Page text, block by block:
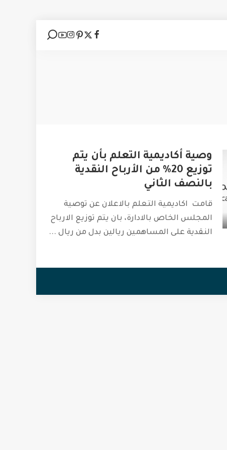
وصية أكاديمية التعلم بأن يتم
توزيع 20% من الأرباح النقدية
بالنصف الثاني
قامت اكاديمية التعلم بالاعلان عن توصية
المجلس الخاص بالادارة، بان يتم توزيع الارباح
النقدية على المساهمين ريالين بدل من ريال ...